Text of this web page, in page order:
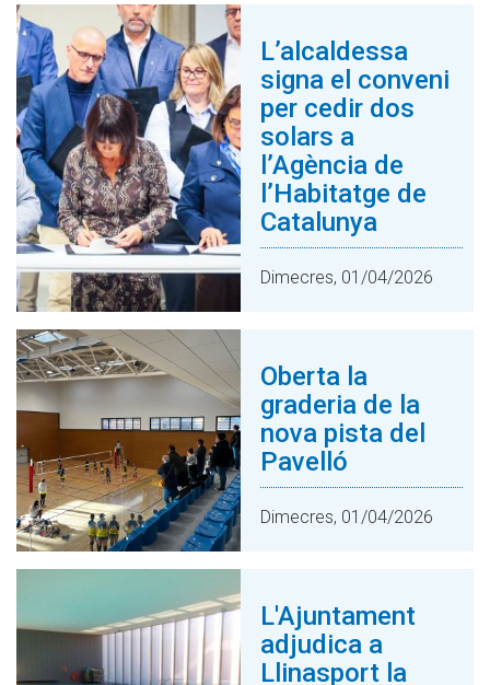
L’alcaldessa
signa el conveni
per cedir dos
solars a
l’Agència de
l’Habitatge de
Catalunya
Dimecres, 01/04/2026
Oberta la
graderia de la
nova pista del
Pavelló
Dimecres, 01/04/2026
L'Ajuntament
adjudica a
Llinasport la